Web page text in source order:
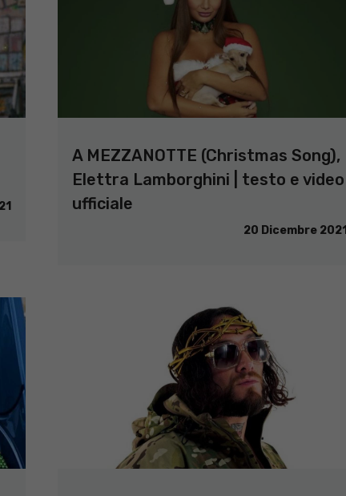
A MEZZANOTTE (Christmas Song),
Elettra Lamborghini | testo e video
ufficiale
20 Dicembre 2021